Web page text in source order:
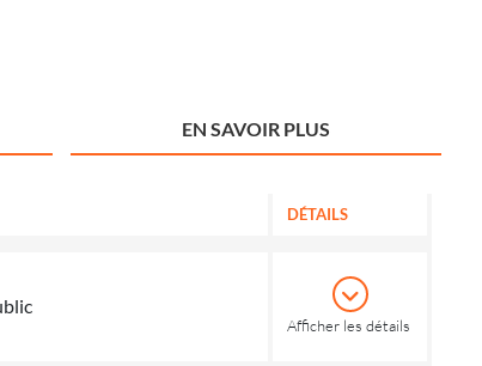
EN SAVOIR PLUS
DÉTAILS
Afficher les détails